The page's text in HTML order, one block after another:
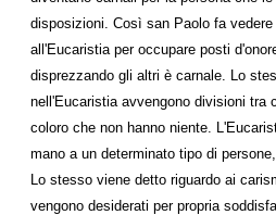
disposizioni. Così san Paolo fa vedere
all'Eucaristia per occupare posti
disprezzando gli altri è carnale. Lo
nell'Eucaristia avvengono divisioni tra
coloro che non hanno niente.
mano a un determinato tipo di
Lo stesso viene detto riguardo ai
vengono desiderati per propria